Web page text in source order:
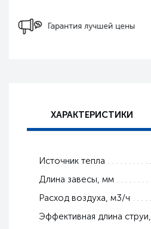
Гарантия лучшей цены
ХАРАКТЕРИСТИКИ
Источник тепла
Длина завесы, мм
Расход воздуха, м3/ч
Эффективная длина